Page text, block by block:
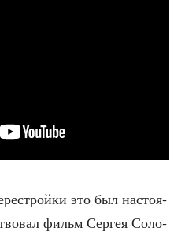
это был насто­я­
фильм Сер­гея Соло­